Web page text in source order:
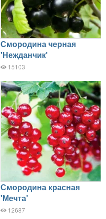
Смородина черная
'Нежданчик'
15103
Смородина красная
'Мечта'
12687